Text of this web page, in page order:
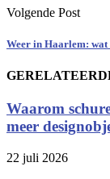
Volgende Post
Weer in Haarlem: wat
Waarom
meer
22 juli 2026